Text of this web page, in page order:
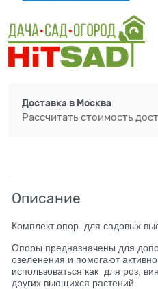
Доставка в Москва
Рассчитать стоимость
Описание
Комплект опор для садовых
Опоры предназначены для
озеленения и помогают
использоваться как для роз,
других вьющихся растений.